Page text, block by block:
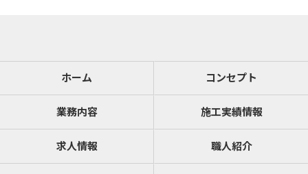
ホーム コンセプト
業務内容 施工実績情報
求人情報 職人紹介